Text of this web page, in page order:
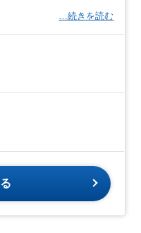
…続きを読む